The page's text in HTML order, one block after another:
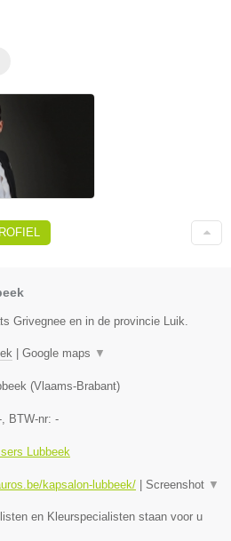
Grivegnee en in de provincie Luik.
Google maps ▼
(Vlaams-Brabant)
, BTW-nr: -
Lubbeek
kapsalon-lubbeek/ Screenshot ▼
en Kleurspecialisten staan voor u